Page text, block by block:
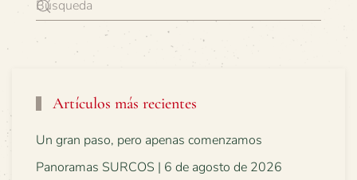
Artículos más recientes
Un gran paso, pero apenas comenzamos
Panoramas SURCOS | 6 de agosto de 2026